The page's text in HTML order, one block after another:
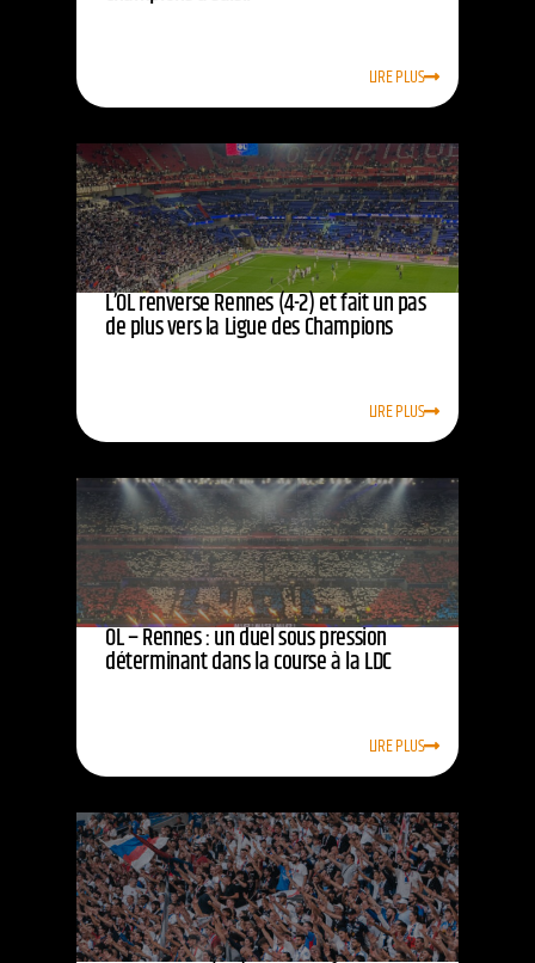
LIRE PLUS
L’OL renverse Rennes (4-2) et fait un pas
de plus vers la Ligue des Champions
LIRE PLUS
OL – Rennes : un duel sous pression
déterminant dans la course à la LDC
LIRE PLUS